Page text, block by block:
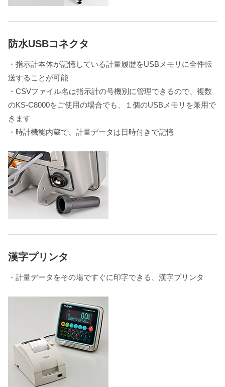
防水USBコネクタ
・指示計本体が記憶している計量履歴をUSBメモリに全件転
送することが可能
・CSVファイル名は指示計の号機別に管理できるので、複数
のKS-C8000をご使用の場合でも、１個のUSBメモリを兼用で
きます
・時計機能内蔵で、計量データは日時付きで記憶
漢字プリンタ
・計量データをその場ですぐに印字できる、漢字プリンタ